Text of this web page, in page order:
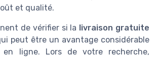
et qualité.
de vérifier si la livraison gratuite
peut être un avantage considérable
ligne. Lors de votre recherche,